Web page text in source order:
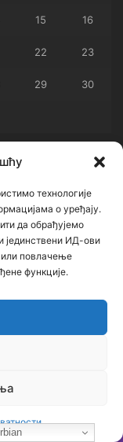
технологије
о уређају.
да обрађујемо
јединствени ИД-ови
или повлачење
функције.
15 16
22 23
29 30
Геноцид